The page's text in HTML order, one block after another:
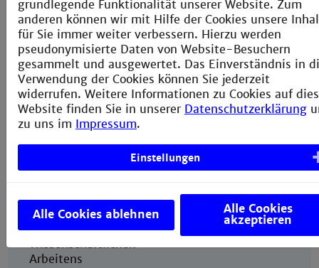
Alternative Courses -
in German
Allgemeine
Betriebswirtschaftslehre
4 5
Engineer as
independent
Unternehmer(winter
4 5
Methods of scientific
work –Methoden
Wissenschaftlichen
Arbeitens
5
grundlegende Funktionalität unserer Website. Zum
anderen können wir mit Hilfe der Cookies unsere
für Sie immer weiter verbessern. Hierzu werden
pseudonymisierte Daten von Website-Besuchern
gesammelt und ausgewertet. Das Einverständnis in
Verwendung der Cookies können Sie jederzeit
widerrufen. Weitere Informationen zu Cookies auf
Website finden Sie in unserer Datenschutzerklärung
zu uns im Impressum.
Einstellungen
Alle Cookies ablehnen Alle Cookies
akzeptieren